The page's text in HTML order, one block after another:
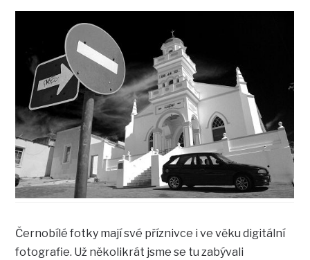
Černobílé fotky mají své příznivce i ve věku digitální
fotografie. Už několikrát jsme se tu zabývali